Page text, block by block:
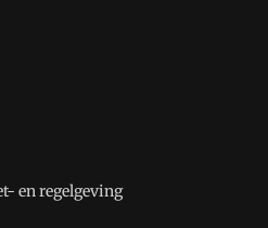
en regelgeving